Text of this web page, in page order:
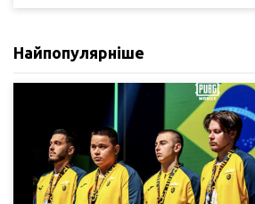
Найпопулярніше